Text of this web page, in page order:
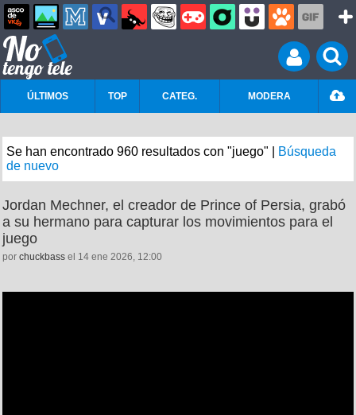
ÚLTIMOS TOP CATEG. MODERA
Se han encontrado 960 resultados con "juego" |
Búsqueda
de nuevo
Jordan Mechner, el creador de Prince of Persia, grabó
a su hermano para capturar los movimientos para el
juego
por chuckbass el 14 ene 2026, 12:00